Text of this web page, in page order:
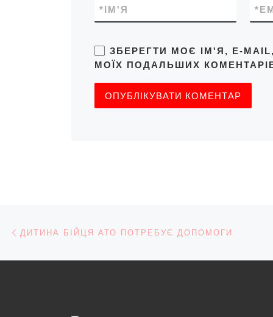
ІМ'Я
* *
ЗБЕРЕГТИ МОЄ ІМ'Я, E-
МОЇХ ПОДАЛЬШИХ
Навігація записів
ДИТИНА БІЙЦЯ АТО ПОТРЕБУЄ ДОПОМОГИ